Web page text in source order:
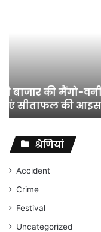
विभाग
के
विवादों
संघर्ष
जारी
रहेगा
अंकित
गौरहा
जिला शिक्षा
विभाग के विवादों
श्रेणियां
Accident
Crime
Festival
Uncategorized